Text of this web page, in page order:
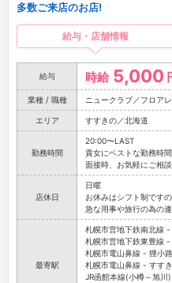
多数ご来店のお店!
給与・店舗情報
給与 時給 5,000
業種 / 職種 ニュークラブ／フロア
エリア すすきの／北海道
勤務時間
20:00〜LAST
貴女にベストな勤務時間
面接時、お気軽にご相談
店休日
日曜
お休みはシフト制です
急な用事や旅行の為の
最寄駅
札幌市営地下鉄南北線
札幌市営地下鉄東豊線
札幌市電山鼻線 - 狸小
札幌市電山鼻線 - すす
JR函館本線(小樽～旭